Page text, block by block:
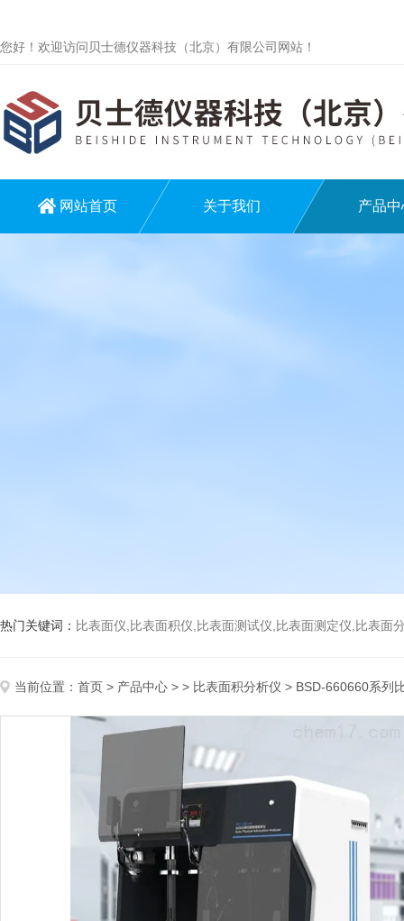
您好！欢迎访问贝士德仪器科技（北京）有限公司网站！
网站首页 关于我们 产品中
热门关键词： 比表面仪,比表面积仪,比表面测试仪,比表面测定仪,比表面分析仪,比表
当前位置： 首页 > 产品中心 > > 比表面积分析仪 > BSD-660660系列